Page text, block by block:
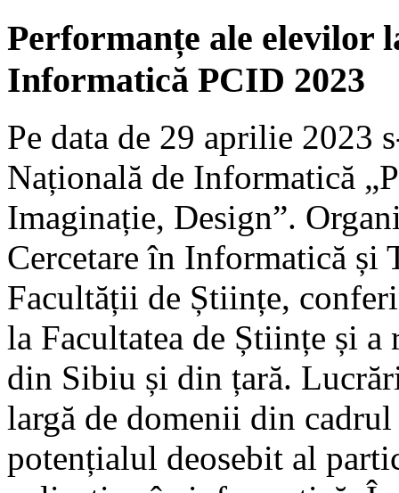
Performanțe ale elevilor
Informatică PCID 2023
Pe data de 29 aprilie 2023
Națională de Informatică
Imaginație, Design”.
Cercetare în Informatică
Facultății de Științe,
la Facultatea de Științe și
din Sibiu și din țară.
largă de domenii din
potențialul deosebit al